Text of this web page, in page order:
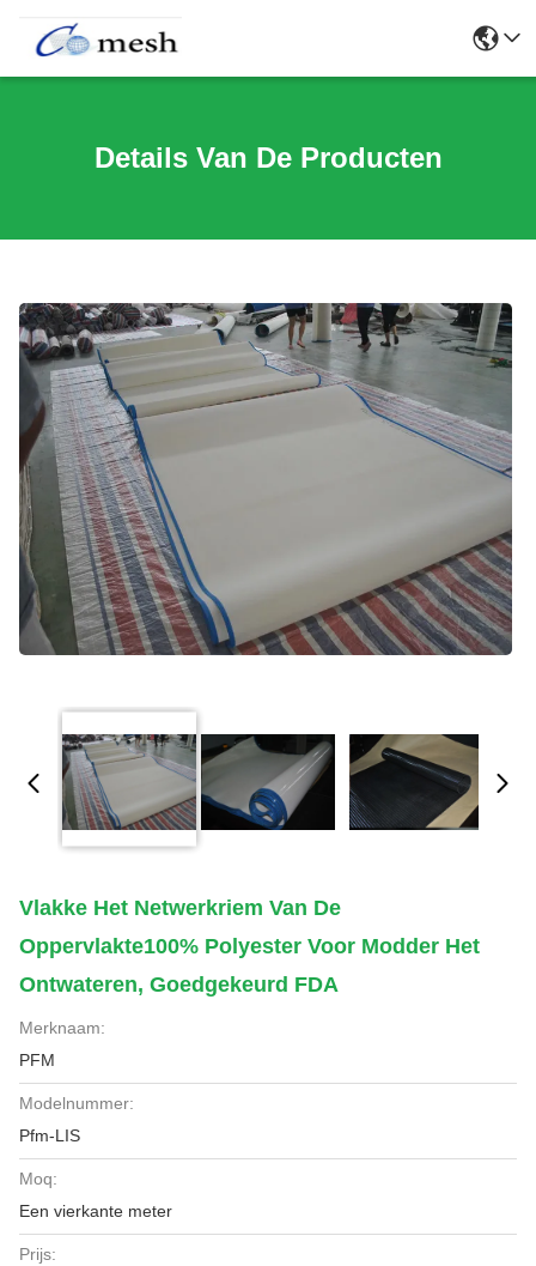
Details Van De Producten
Vlakke Het Netwerkriem Van De
Oppervlakte100% Polyester Voor Modder Het
Ontwateren, Goedgekeurd FDA
Merknaam:
PFM
Modelnummer:
Pfm-LIS
Moq:
Een vierkante meter
Prijs: